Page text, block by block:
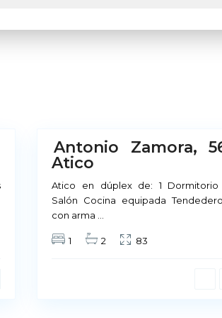
M
Antonio Zamora,
Atico
Atico en dúplex de: 1 Dormitorio
Salón Cocina equipada
con arma
1 2 83